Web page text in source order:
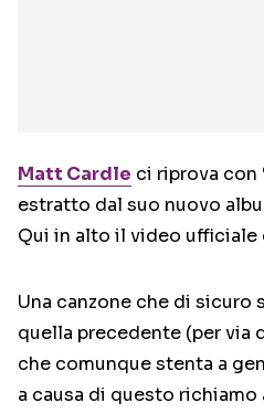
Matt Cardle ci riprova con
estratto dal suo nuovo
Qui in alto il video ufficiale
Una canzone che di sicuro
quella precedente (per via
che comunque stenta a
a causa di questo